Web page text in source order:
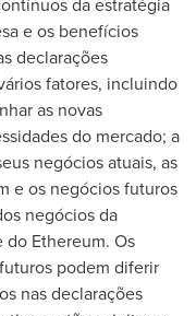
e os benefícios
declarações
fatores, incluindo
as novas
do mercado; a
negócios atuais, as
e os negócios futuros
negócios da
Ethereum. Os
podem diferir
nas declarações